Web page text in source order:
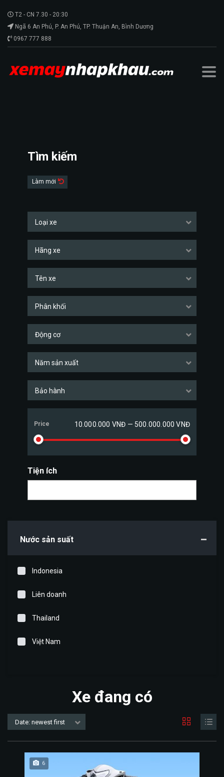
T2 - CN 7.30 - 20:30
Ngã 6 An Phú, P. An Phú, TP. Thuận An, Bình Dương
0967 777 888
Tìm kiếm
Làm mới
Loại xe
Hãng xe
Tên xe
Phân khối
Động cơ
Năm sản xuất
Bảo hành
Price 10.000.000 VNĐ — 500.000.000 VNĐ
Tiện ích
Nước sản suất
Indonesia
Liên doanh
Thailand
Việt Nam
Xe đang có
Date: newest first
6